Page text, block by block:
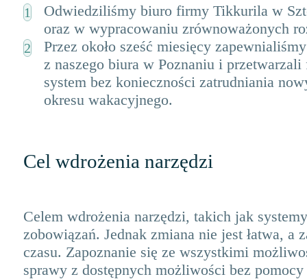
Odwiedziliśmy biuro firmy Tikkurila w
oraz w wypracowaniu zrównoważonych
Przez około sześć miesięcy
z naszego biura w Poznaniu i
system bez konieczności zatrudniania
okresu wakacyjnego.
Cel wdrożenia narzędzi
Celem wdrożenia narzędzi, takich jak
zobowiązań. Jednak zmiana nie jest łatwa,
czasu. Zapoznanie się ze wszystkimi
sprawy z dostępnych możliwości bez